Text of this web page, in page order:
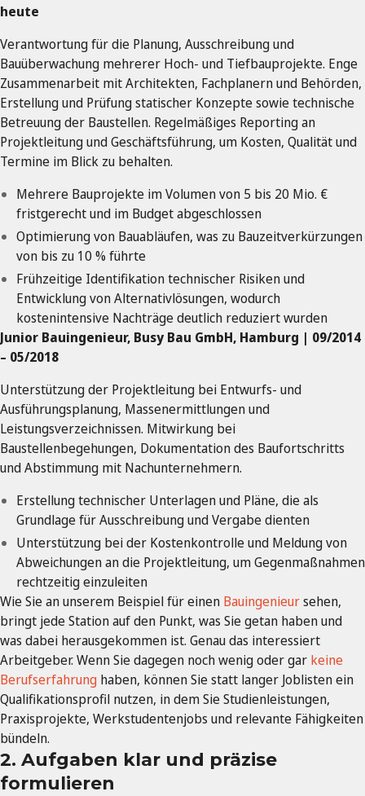
heute
Verantwortung für die Planung, Ausschreibung und
Bauüberwachung mehrerer Hoch- und Tiefbauprojekte. Enge
Zusammenarbeit mit Architekten, Fachplanern und Behörden,
Erstellung und Prüfung statischer Konzepte sowie technische
Betreuung der Baustellen. Regelmäßiges Reporting an
Projektleitung und Geschäftsführung, um Kosten, Qualität und
Termine im Blick zu behalten.
Mehrere Bauprojekte im Volumen von 5 bis 20 Mio. €
fristgerecht und im Budget abgeschlossen
Optimierung von Bauabläufen, was zu Bauzeitverkürzungen
von bis zu 10 % führte
Frühzeitige Identifikation technischer Risiken und
Entwicklung von Alternativlösungen, wodurch
kostenintensive Nachträge deutlich reduziert wurden
Junior Bauingenieur, Busy Bau GmbH, Hamburg | 09/2014
– 05/2018
Unterstützung der Projektleitung bei Entwurfs- und
Ausführungsplanung, Massenermittlungen und
Leistungsverzeichnissen. Mitwirkung bei
Baustellenbegehungen, Dokumentation des Baufortschritts
und Abstimmung mit Nachunternehmern.
Erstellung technischer Unterlagen und Pläne, die als
Grundlage für Ausschreibung und Vergabe dienten
Unterstützung bei der Kostenkontrolle und Meldung von
Abweichungen an die Projektleitung, um Gegenmaßnahmen
rechtzeitig einzuleiten
Wie Sie an unserem Beispiel für einen Bauingenieursehen,
bringt jede Station auf den Punkt, was Sie getan haben und
was dabei herausgekommen ist. Genau das interessiert
Arbeitgeber. Wenn Sie dagegen noch wenig oder gar keine
Berufserfahrung haben, können Sie statt langer Joblisten ein
Qualifikationsprofil nutzen, in dem Sie Studienleistungen,
Praxisprojekte, Werkstudentenjobs und relevante Fähigkeiten
bündeln.
2. Aufgaben klar und präzise
formulieren